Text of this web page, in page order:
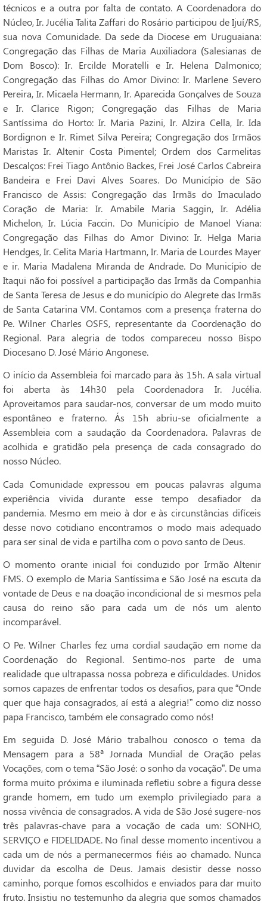
técnicos e a outra por falta de contato. A Coordenadora do
Núcleo, Ir. Jucélia Talita Zaffari do Rosário participou de Ijuí/RS,
sua nova Comunidade. Da sede da Diocese em Uruguaiana:
Congregação das Filhas de Maria Auxiliadora (Salesianas de
Dom Bosco): Ir. Ercilde Moratelli e Ir. Helena Dalmonico;
Congregação das Filhas do Amor Divino: Ir. Marlene Severo
Pereira, Ir. Micaela Hermann, Ir. Aparecida Gonçalves de Souza
e Ir. Clarice Rigon; Congregação das Filhas de Maria
Santíssima do Horto: Ir. Maria Pazini, Ir. Alzira Cella, Ir. Ida
Bordignon e Ir. Rimet Silva Pereira; Congregação dos Irmãos
Maristas Ir. Altenir Costa Pimentel; Ordem dos Carmelitas
Descalços: Frei Tiago Antônio Backes, Frei José Carlos Cabreira
Bandeira e Frei Davi Alves Soares. Do Município de São
Francisco de Assis: Congregação das Irmãs do Imaculado
Coração de Maria: Ir. Amabile Maria Saggin, Ir. Adélia
Michelon, Ir. Lúcia Faccin. Do Município de Manoel Viana:
Congregação das Filhas do Amor Divino: Ir. Helga Maria
Hendges, Ir. Celita Maria Hartmann, Ir. Maria de Lourdes Mayer
e ir. Maria Madalena Miranda de Andrade. Do Município de
Itaqui não foi possível a participação das Irmãs da Companhia
de Santa Teresa de Jesus e do município do Alegrete das Irmãs
de Santa Catarina VM. Contamos com a presença fraterna do
Pe. Wilner Charles OSFS, representante da Coordenação do
Regional. Para alegria de todos compareceu nosso Bispo
Diocesano D. José Mário Angonese.
O início da Assembleia foi marcado para às 15h. A sala virtual
foi aberta às 14h30 pela Coordenadora Ir. Jucélia.
Aproveitamos para saudar-nos, conversar de um modo muito
espontâneo e fraterno. Ás 15h abriu-se oficialmente a
Assembleia com a saudação da Coordenadora. Palavras de
acolhida e gratidão pela presença de cada consagrado do
nosso Núcleo.
Cada Comunidade expressou em poucas palavras alguma
experiência vivida durante esse tempo desafiador da
pandemia. Mesmo em meio à dor e às circunstâncias difíceis
desse novo cotidiano encontramos o modo mais adequado
para ser sinal de vida e partilha com o povo santo de Deus.
O momento orante inicial foi conduzido por Irmão Altenir
FMS. O exemplo de Maria Santíssima e São José na escuta da
vontade de Deus e na doação incondicional de si mesmos pela
causa do reino são para cada um de nós um alento
incomparável.
O Pe. Wilner Charles fez uma cordial saudação em nome da
Coordenação do Regional. Sentimo-nos parte de uma
realidade que ultrapassa nossa pobreza e dificuldades. Unidos
somos capazes de enfrentar todos os desafios, para que “Onde
quer que haja consagrados, aí está a alegria!” como diz nosso
papa Francisco, também ele consagrado como nós!
Em seguida D. José Mário trabalhou conosco o tema da
Mensagem para a 58ª Jornada Mundial de Oração pelas
Vocações, com o tema “São José: o sonho da vocação”. De uma
forma muito próxima e iluminada refletiu sobre a figura desse
grande homem, em tudo um exemplo privilegiado para a
nossa vivência de consagrados. A vida de São José sugere-nos
três palavras-chave para a vocação de cada um: SONHO,
SERVIÇO e FIDELIDADE. No final desse momento incentivou a
cada um de nós a permanecermos fiéis ao chamado. Nunca
duvidar da escolha de Deus. Jamais desistir desse nosso
caminho, porque fomos escolhidos e enviados para dar muito
fruto. Insistiu no testemunho da alegria que somos chamados